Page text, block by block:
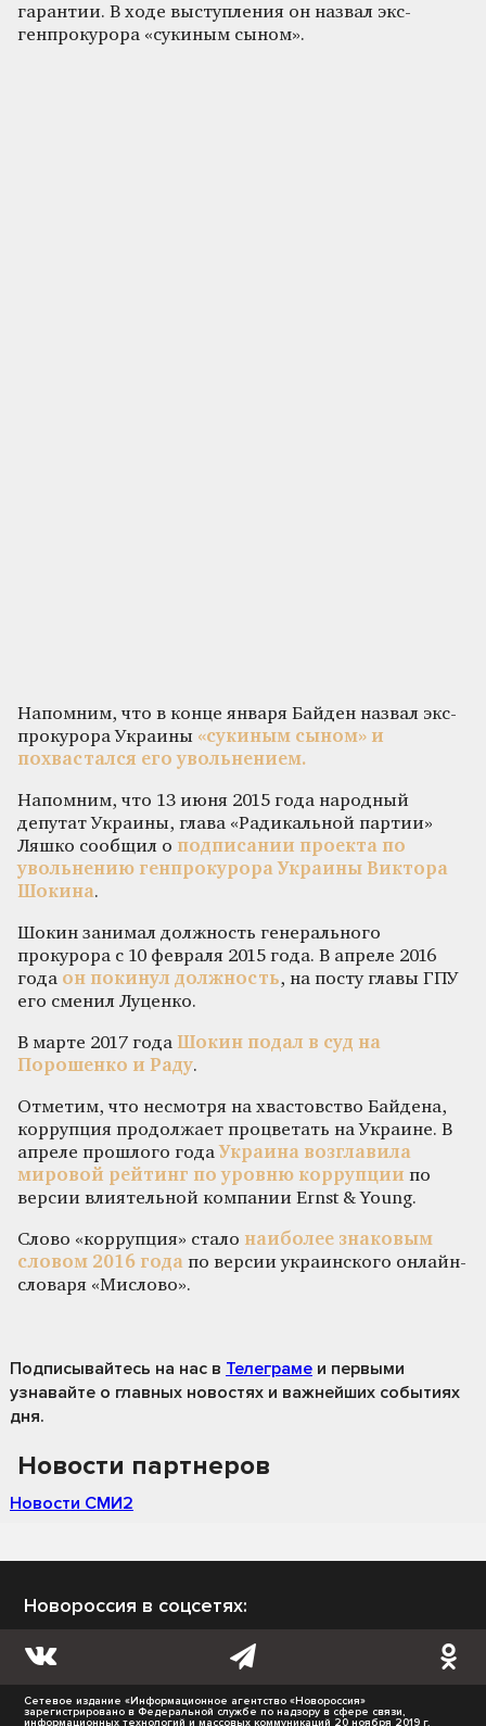
гарантии. В ходе выступления он назвал экс-
генпрокурора «сукиным сыном».
Напомним, что в конце января Байден назвал экс-
прокурора Украины «сукиным сыном» и
похвастался его увольнением.
Напомним, что 13 июня 2015 года народный
депутат Украины, глава «Радикальной партии»
Ляшко сообщил о подписании проекта по
увольнению генпрокурора Украины Виктора
Шокина.
Шокин занимал должность генерального
прокурора с 10 февраля 2015 года. В апреле 2016
года он покинул должность, на посту главы ГПУ
его сменил Луценко.
В марте 2017 года Шокин подал в суд на
Порошенко и Раду.
Отметим, что несмотря на хвастовство Байдена,
коррупция продолжает процветать на Украине. В
апреле прошлого года Украина возглавила
мировой рейтинг по уровню коррупции по
версии влиятельной компании Ernst & Young.
Слово «коррупция» стало наиболее знаковым
словом 2016 года по версии украинского онлайн-
словаря «Мислово».
Подписывайтесь на нас в Телеграме и первыми
узнавайте о главных новостях и важнейших событиях
дня.
Новости партнеров
Новости СМИ2
Новороссия в соцсетях:
Сетевое издание «Информационное агентство «Новороссия»
зарегистрировано в Федеральной службе по надзору в сфере связи,
информационных технологий и массовых коммуникаций 20 ноября 2019 г.